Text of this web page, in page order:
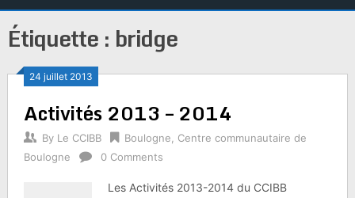
Étiquette : bridge
24 juillet 2013
Activités 2013 – 2014
By Le CCIBB Boulogne
Centre communautaire de
Boulogne
0 Comments
Les Activités 2013-2014 du CCIBB